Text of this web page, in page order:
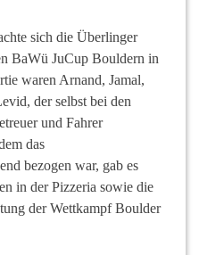
sich die Überlinger
BaWü JuCup Bouldern in
waren Arnand, Jamal,
der selbst bei den
und Fahrer
das
bezogen war, gab es
in der Pizzeria sowie die
der Wettkampf Boulder